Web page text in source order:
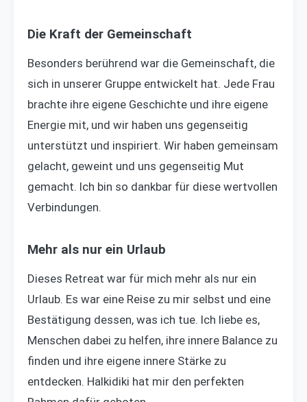
Die Kraft der Gemeinschaft
Besonders berührend war die Gemeinschaft, die
sich in unserer Gruppe entwickelt hat. Jede Frau
brachte ihre eigene Geschichte und ihre eigene
Energie mit, und wir haben uns gegenseitig
unterstützt und inspiriert. Wir haben gemeinsam
gelacht, geweint und uns gegenseitig Mut
gemacht. Ich bin so dankbar für diese wertvollen
Verbindungen.
Mehr als nur ein Urlaub
Dieses Retreat war für mich mehr als nur ein
Urlaub. Es war eine Reise zu mir selbst und eine
Bestätigung dessen, was ich tue. Ich liebe es,
Menschen dabei zu helfen, ihre innere Balance zu
finden und ihre eigene innere Stärke zu
entdecken. Halkidiki hat mir den perfekten